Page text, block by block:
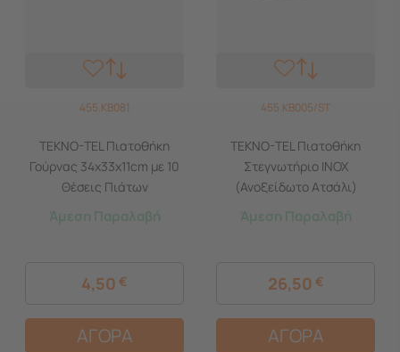
455.KB081
TEKNO-TEL Πιατοθήκη
Γούρνας 34x33x11cm με 10
Θέσεις Πιάτων
Επινικελωμένο Ατσάλι
Άμεση Παραλαβή
4,50 €
ΑΓΟΡΑ
455.KB005/ST
TEKNO-TEL Πιατοθήκη
Στεγνωτήριο ΙΝΟΧ
(Ανοξείδωτο Ατσάλι)
2όροφο 41x30x21cm Βάρος
Άμεση Παραλαβή
26,50 €
ΑΓΟΡΑ